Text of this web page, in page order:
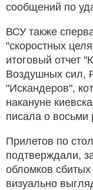
сообщений по
ВСУ также
"скоростных
итоговый отчет
Воздушных сил,
"Искандеров",
накануне
писала о восьми
Прилетов по
подтверждали,
обломков
визуально